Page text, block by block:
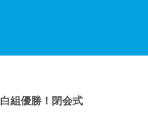
白組優勝！閉会式